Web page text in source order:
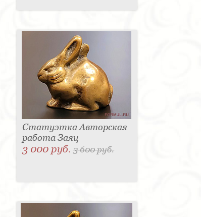
Статуэтка Авторская
работа Заяц
3 000 руб.3 600 руб.